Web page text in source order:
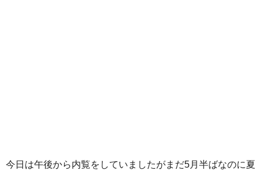
今日は午後から内覧をしていましたがまだ5月半ばなのに夏